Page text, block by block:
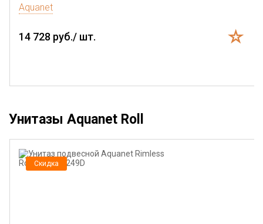
Aquanet
14 728 руб./ шт.
Унитазы Aquanet Roll
Скидка